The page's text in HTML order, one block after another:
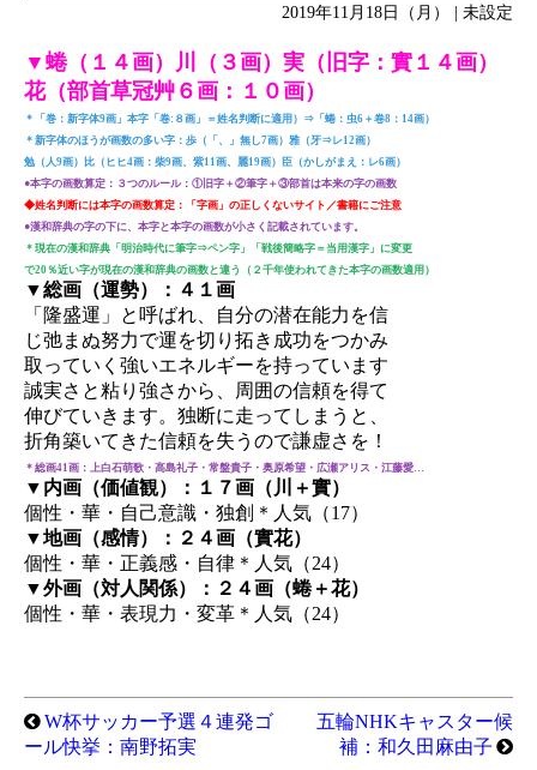
2019年11月18日（月） | 未設定
▼蜷（１４画）川（３画）実（旧字：實１４画）
花（部首草冠艸６画：１０画）
＊「巻：新字体9画」本字「卷:８画」＝姓名判断に適用）⇒「蜷：虫6＋卷8：14画）
＊新字体のほうが画数の多い字：歩（「、」無し7画）雅（牙⇒レ12画）
勉（人9画）比（ヒヒ4画：柴9画、紫11画、麗19画）臣（かしがまえ：レ6画）
●本字の画数算定：３つのルール：①旧字＋②筆字＋③部首は本来の字の画数
◆姓名判断には本字の画数算定：「字画」の正しくないサイト／書籍にご注意
●漢和辞典の字の下に、本字と本字の画数が小さく記載されています。
＊現在の漢和辞典「明治時代に筆字⇒ペン字」「戦後簡略字＝当用漢字」に変更
で20％近い字が現在の漢和辞典の画数と違う（２千年使われてきた本字の画数適用）
▼総画（運勢）：４１画
「隆盛運」と呼ばれ、自分の潜在能力を信
じ弛まぬ努力で運を切り拓き成功をつかみ
取っていく強いエネルギーを持っています
誠実さと粘り強さから、周囲の信頼を得て
伸びていきます。独断に走ってしまうと、
折角築いてきた信頼を失うので謙虚さを！
＊総画41画：上白石萌歌・高島礼子・常盤貴子・奥原希望・広瀬アリス・江藤愛…
▼内画（価値観）：１７画（川＋實）
個性・華・自己意識・独創＊人気（17）
▼地画（感情）：２４画（實花）
個性・華・正義感・自律＊人気（24）
▼外画（対人関係）：２４画（蜷＋花）
個性・華・表現力・変革＊人気（24）
W杯サッカー予選４連発ゴ
ール快挙：南野拓実
五輪NHKキャスター候
補：和久田麻由子